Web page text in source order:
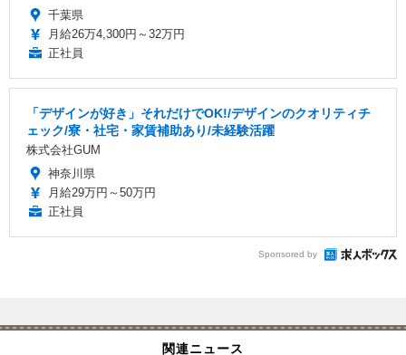
千葉県
月給26万4,300円～32万円
正社員
「デザインが好き」それだけでOK!/デザインのクオリティチ
ェック/寮・社宅・家賃補助あり/未経験活躍
株式会社GUM
神奈川県
月給29万円～50万円
正社員
Sponsored by
関連ニュース